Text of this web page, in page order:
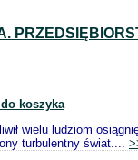
koszyka
wielu ludziom
turbulentny świat....